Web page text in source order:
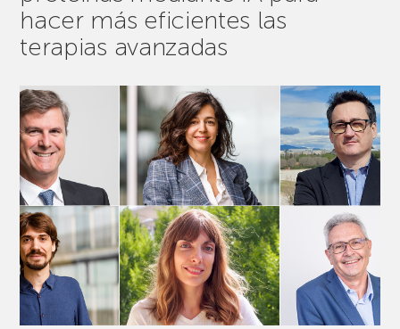
hacer más eficientes las
terapias avanzadas